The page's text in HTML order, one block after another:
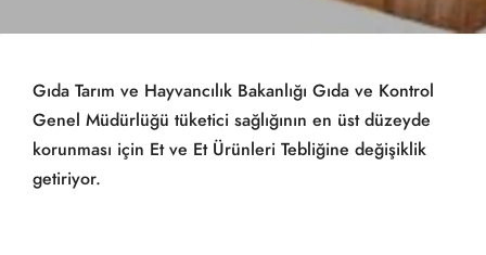
Gıda Tarım ve Hayvancılık Bakanlığı Gıda ve Kontrol
Genel Müdürlüğü tüketici sağlığının en üst düzeyde
korunması için Et ve Et Ürünleri Tebliğine değişiklik
getiriyor.